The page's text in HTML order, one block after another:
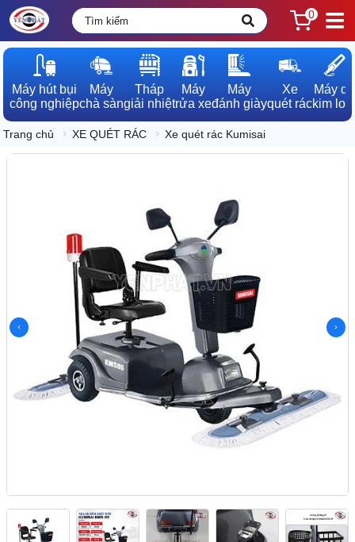
0
Máy hút bụi
công nghiệp
Máy
chà sàn
Tháp
giải nhiệt
Máy
rửa xe
Máy
đánh giày
Xe
quét rác
Máy dò
kim loại
Trang chủ XE QUÉT RÁC Xe quét rác Kumisai